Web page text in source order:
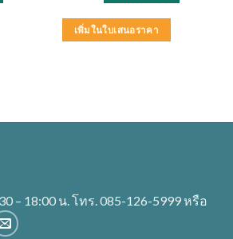
เพิ่มในใบเสนอราคา
– 18:00 น. โทร. 085-126-5999 หรือ